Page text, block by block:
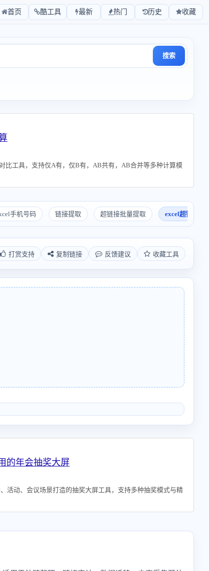
首页 酷工具 最新 热门 历史 收藏
搜索
比工具，支持仅A有，仅B有，AB共有，AB合并等多种计算模
手机号码 链接提取 超链接批量提取 excel超链接批
打赏支持 复制链接 反馈建议 收藏工具
的年会抽奖大屏
活动、会议场景打造的抽奖大屏工具，支持多种抽奖模式与精